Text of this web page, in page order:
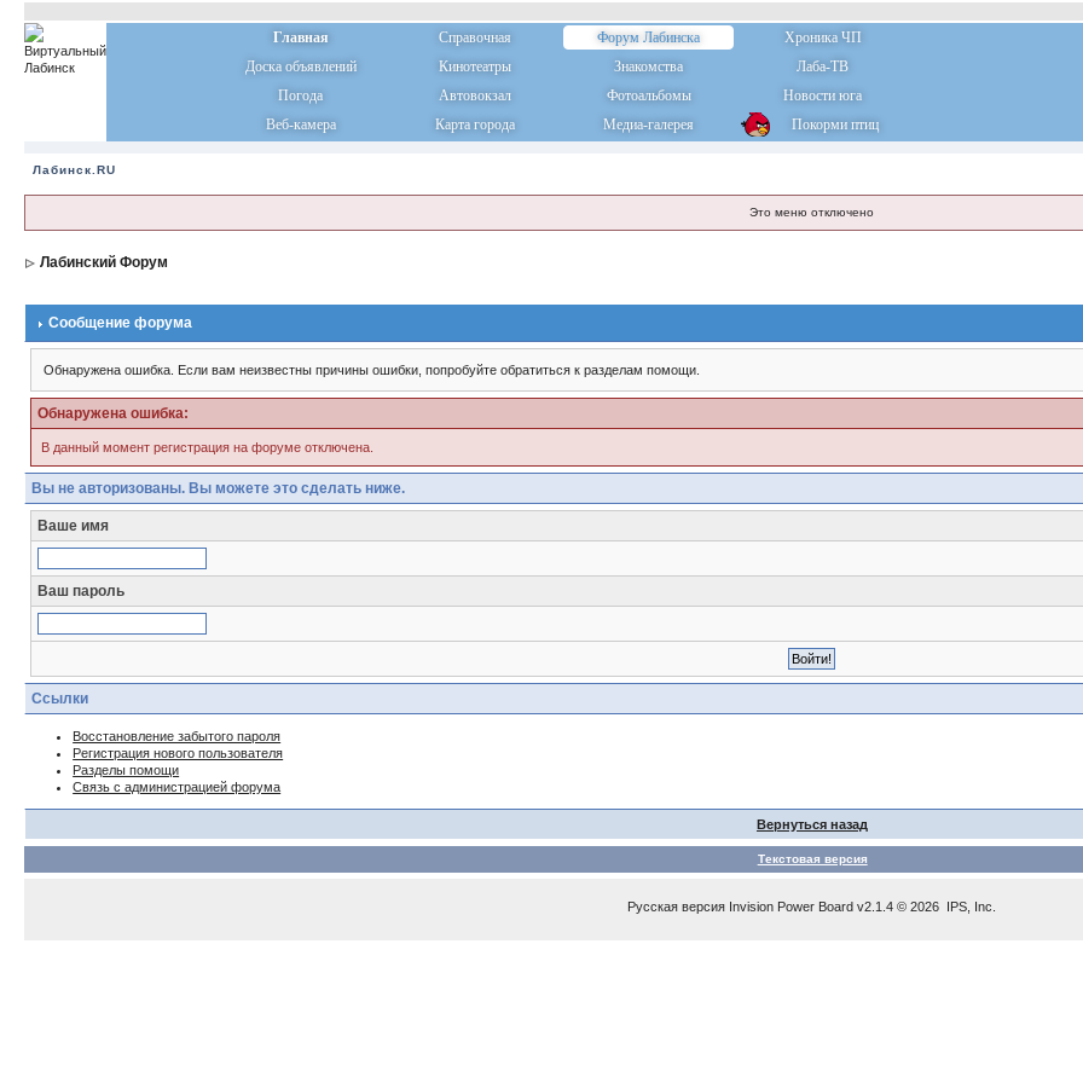
Главная Справочная Форум Лабинска
Хроника ЧП
Доска объявлений
Кинотеатры Знакомства
Лаба-ТВ
Погода
Автовокзал Фотоальбомы
Новости юга
Веб-камера
Карта города Медиа-галерея Покорми птиц
Лабинск.RU
Это меню отключено
Лабинский Форум
Сообщение форума
Обнаружена ошибка. Если вам неизвестны причины ошибки, попробуйте обратиться к разделам помощи.
Обнаружена ошибка:
В данный момент регистрация на форуме отключена.
Вы не авторизованы. Вы можете это сделать ниже.
Ваше имя
Ваш пароль
Ссылки
Восстановление забытого пароля
Регистрация нового пользователя
Разделы помощи
Связь с администрацией форума
Вернуться назад
Текстовая версия
Русская версия Invision Power Board v2.1.4 © 2026 IPS, Inc.